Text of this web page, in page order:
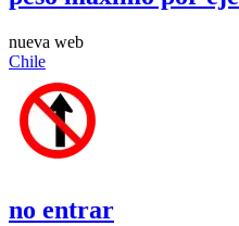
nueva web
Chile
no entrar